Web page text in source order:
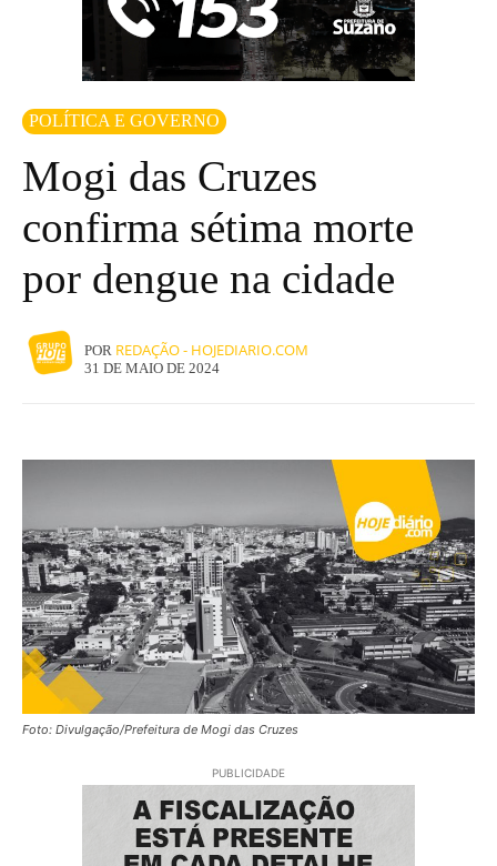
POLÍTICA E GOVERNO
Mogi das Cruzes
confirma sétima morte
por dengue na cidade
POR REDAÇÃO - HOJEDIARIO.COM
31 DE MAIO DE 2024
Foto: Divulgação/Prefeitura de Mogi das Cruzes
PUBLICIDADE